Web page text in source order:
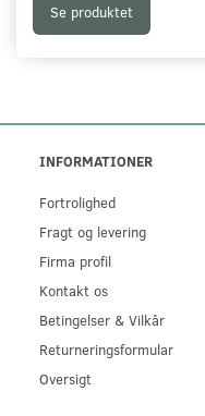
Se produktet
INFORMATIONER
Fortrolighed
Fragt og levering
Firma profil
Kontakt os
Betingelser & Vilkår
Returneringsformular
Oversigt